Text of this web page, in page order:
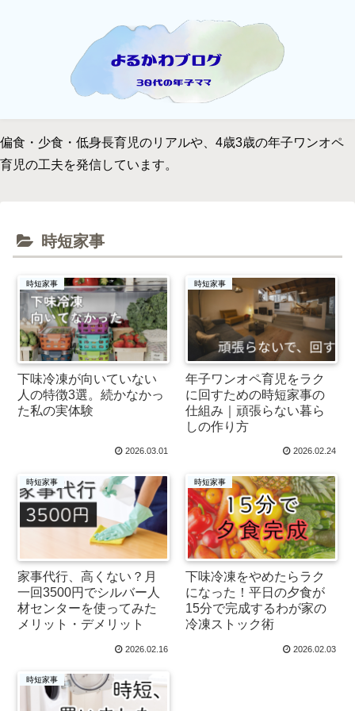
偏食・少食・低身長育児のリアルや、4歳3歳の年子ワンオペ
育児の工夫を発信しています。
時短家事
時短家事
下味冷凍が向いていない
人の特徴3選。続かなかっ
た私の実体験
2026.03.01
時短家事
年子ワンオペ育児をラク
に回すための時短家事の
仕組み｜頑張らない暮ら
しの作り方
2026.02.24
時短家事
家事代行、高くない？月
一回3500円でシルバー人
材センターを使ってみた
メリット・デメリット
2026.02.16
時短家事
下味冷凍をやめたらラク
になった！平日の夕食が
15分で完成するわが家の
冷凍ストック術
2026.02.03
時短家事